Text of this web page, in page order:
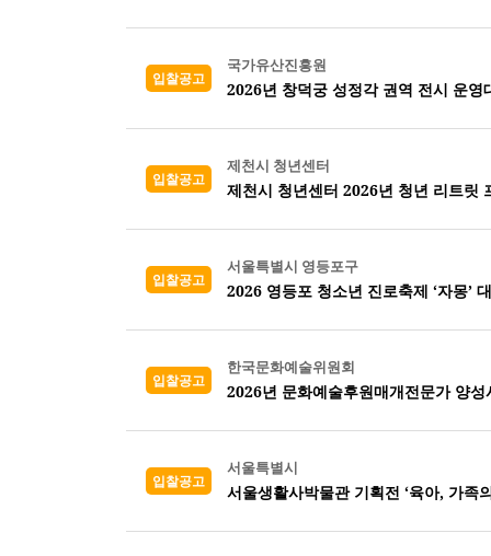
입찰공고
국가유산진흥원
2026년 창덕궁 성정각 권역 전시 운영
입찰공고
제천시 청년센터
제천시 청년센터 2026년 청년 리트릿
입찰공고
서울특별시 영등포구
2026 영등포 청소년 진로축제 ‘자몽’
입찰공고
한국문화예술위원회
2026년 문화예술후원매개전문가 양성
입찰공고
서울특별시
서울생활사박물관 기획전 ‘육아, 가족